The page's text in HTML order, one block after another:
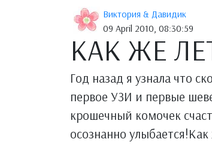
Виктория & Давидик
09 April 2010, 08:30:59
КАК ЖЕ
Год назад я узнала что
первое УЗИ и первые
крошечный комочек
осознанно